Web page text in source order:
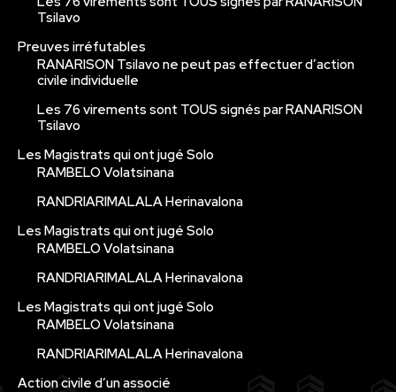
Tsilavo
Preuves irréfutables
RANARISON Tsilavo ne peut pas effectuer d’action
civile individuelle
Les 76 virements sont TOUS signés par RANARISON
Tsilavo
Les Magistrats qui ont jugé Solo
RAMBELO Volatsinana
RANDRIARIMALALA Herinavalona
Les Magistrats qui ont jugé Solo
RAMBELO Volatsinana
RANDRIARIMALALA Herinavalona
Les Magistrats qui ont jugé Solo
RAMBELO Volatsinana
RANDRIARIMALALA Herinavalona
Action civile d’un associé